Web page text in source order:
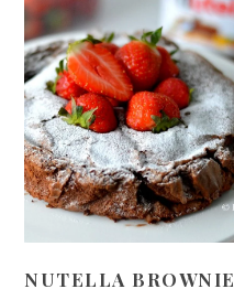
NUTELLA BROWNIE